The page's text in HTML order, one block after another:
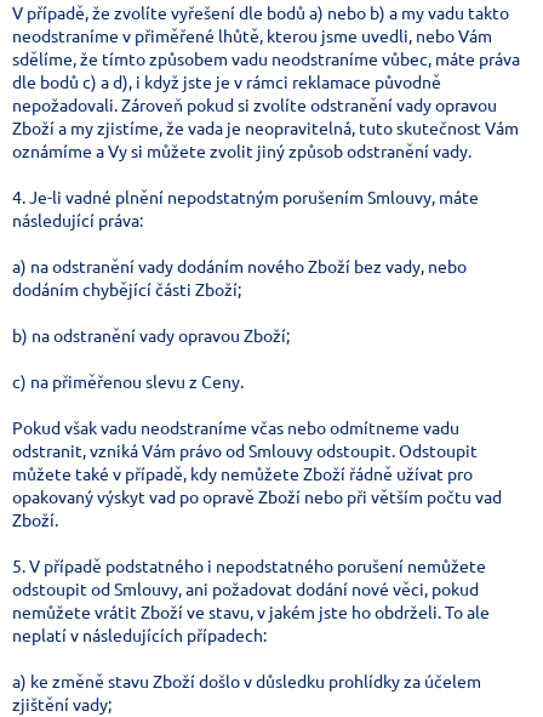
V případě, že zvolíte vyřešení dle bodů a) nebo b) a my vadu takto
neodstraníme v přiměřené lhůtě, kterou jsme uvedli, nebo Vám
sdělíme, že tímto způsobem vadu neodstraníme vůbec, máte práva
dle bodů c) a d), i když jste je v rámci reklamace původně
nepožadovali. Zároveň pokud si zvolíte odstranění vady opravou
Zboží a my zjistíme, že vada je neopravitelná, tuto skutečnost Vám
oznámíme a Vy si můžete zvolit jiný způsob odstranění vady.
4. Je-li vadné plnění nepodstatným porušením Smlouvy, máte
následující práva:
a) na odstranění vady dodáním nového Zboží bez vady, nebo
dodáním chybějící části Zboží;
b) na odstranění vady opravou Zboží;
c) na přiměřenou slevu z Ceny.
Pokud však vadu neodstraníme včas nebo odmítneme vadu
odstranit, vzniká Vám právo od Smlouvy odstoupit. Odstoupit
můžete také v případě, kdy nemůžete Zboží řádně užívat pro
opakovaný výskyt vad po opravě Zboží nebo při větším počtu vad
Zboží.
5. V případě podstatného i nepodstatného porušení nemůžete
odstoupit od Smlouvy, ani požadovat dodání nové věci, pokud
nemůžete vrátit Zboží ve stavu, v jakém jste ho obdrželi. To ale
neplatí v následujících případech:
a) ke změně stavu Zboží došlo v důsledku prohlídky za účelem
zjištění vady;